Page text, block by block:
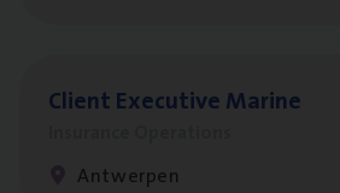
Client Exe­cu­ti­ve Marine
Antwerpen